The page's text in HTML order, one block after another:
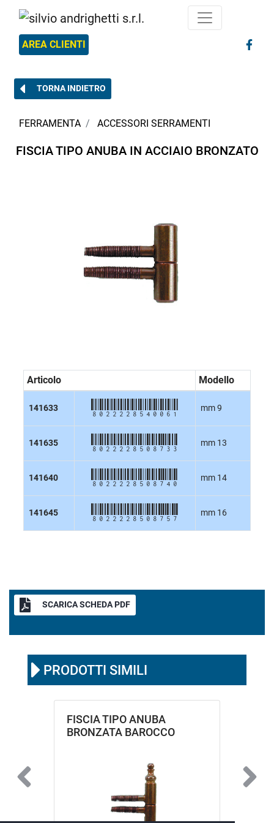
AREA CLIENTI
TORNA INDIETRO
FERRAMENTA ACCESSORI SERRAMENTI
FISCIA TIPO ANUBA IN ACCIAIO BRONZATO
Articolo Modello
141633 8022228540061 mm 9
141635 8022228508733 mm 13
141640 8022228508740 mm 14
141645 8022228508757 mm 16
SCARICA SCHEDA PDF
PRODOTTI SIMILI
FISCIA TIPO ANUBA
BRONZATA BAROCCO